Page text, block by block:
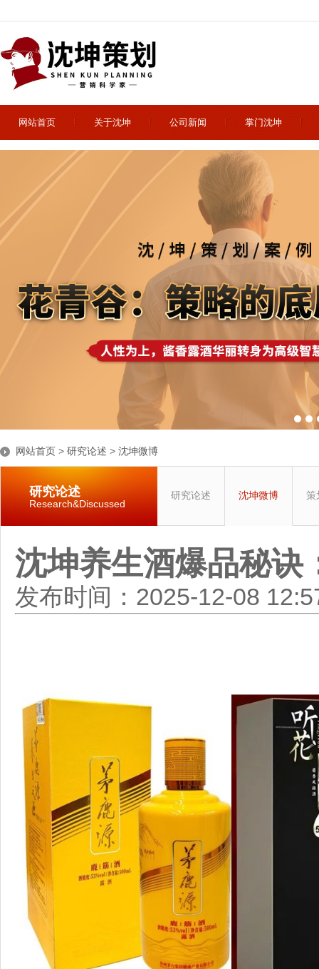
网站首页 关于沈坤 公司新闻 掌门沈坤
网站首页 > 研究论述 > 沈坤微博
研究论述
Research&Discussed
研究论述 沈坤微博 策
沈坤养生酒爆品秘诀
发布时间：2025-12-08